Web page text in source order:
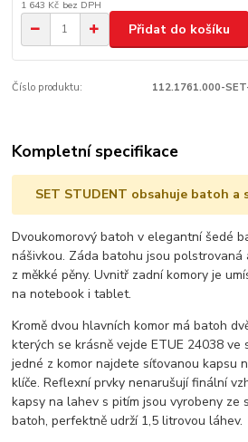
1 643 Kč bez DPH
Přidat do košíku
Číslo produktu: 112.1761.000-
Kompletní specifikace
SET STUDENT obsahuje batoh
Dvoukomorový batoh v elegantní šedé
nášivkou. Záda batohu jsou polstrovaná
z měkké pěny. Uvnitř zadní komory je
na notebook i tablet.
Kromě dvou hlavních komor má batoh
kterých se krásně vejde ETUE 24038 ve
jedné z komor najdete síťovanou kapsu
klíče. Reflexní prvky nenarušují finální
kapsy na lahev s pitím jsou vyrobeny ze
batoh, perfektně udrží 1,5 litrovou láhev.